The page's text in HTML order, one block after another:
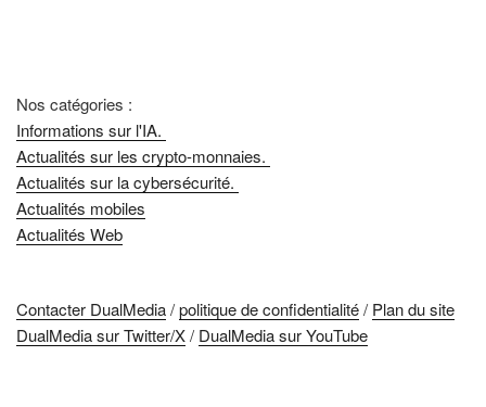
Nos catégories :
Informations sur l'IA.
Actualités sur les crypto-monnaies.
Actualités sur la cybersécurité.
Actualités mobiles
Actualités Web
Contacter DualMedia/politique de confidentialité/ Plan du site
DualMedia sur Twitter/X/ DualMedia sur YouTube